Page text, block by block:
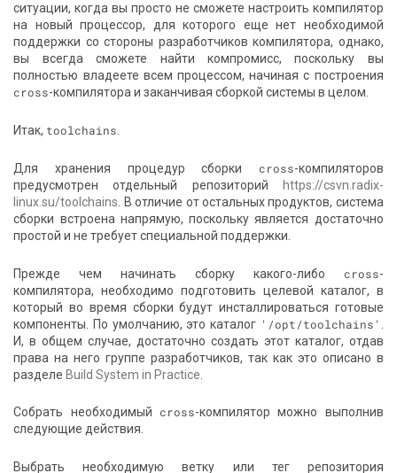
ситуации, когда вы просто не сможете настроить компилятор
на новый процессор, для которого еще нет необходимой
поддержки со стороны разработчиков компилятора, однако,
вы всегда сможете найти компромисс, поскольку вы
полностью владеете всем процессом, начиная с построения
cross-компилятора и заканчивая сборкой системы в целом.
Итак, toolchains
Для хранения процедур сборки cross-компиляторов
предусмотрен отдельный репозиторий
https://csvn.radix-
linux.su/toolchains . В отличие от остальных продуктов, система
сборки встроена напрямую, поскольку является достаточно
простой и не требует специальной поддержки.
Прежде чем начинать сборку какого-либо cross-
компилятора, необходимо подготовить целевой каталог, в
который во время сборки будут инсталлироваться готовые
компоненты. По умолчанию, это каталог '/opt/toolchains'
И, в общем случае, достаточно создать этот каталог, отдав
права на него группе разработчиков, так как это описано в
разделеBuild System in Practice
Собрать необходимый cross-компилятор можно выполнив
следующие действия.
Выбрать необходимую ветку или тег репозитория